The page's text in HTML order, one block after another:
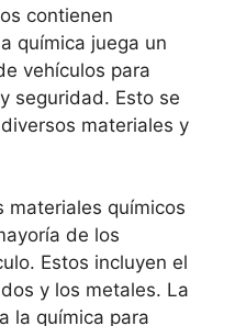
contienen
química juega un
vehículos para
seguridad. Esto se
materiales y
materiales químicos
de los
Estos incluyen el
y los metales. La
la química para